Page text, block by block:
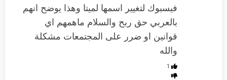
فيسبوك لتغيير اسمها لميتا وهذا يوضح انهم
بالعربي حق ربح والسلام ماهمهم اي
قوانين او ضرر على المجتمعات مشكلة
والله
1